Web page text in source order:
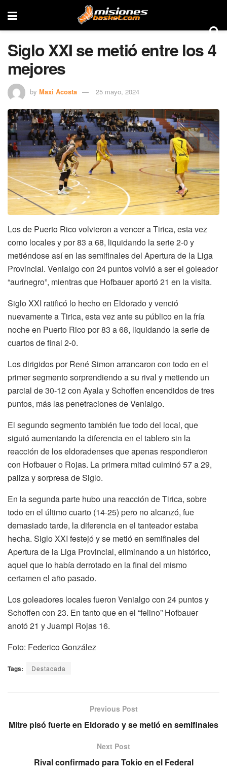
Siglo XXI se metió entre los 4
mejores
by Maxi Acosta 25 mayo, 2024
Los de Puerto Rico volvieron a vencer a Tirica, esta vez
como locales y por 83 a 68, liquidando la serie 2-0 y
metiéndose así en las semifinales del Apertura de la Liga
Provincial. Venialgo con 24 puntos volvió a ser el goleador
“aurinegro”, mientras que Hofbauer aportó 21 en la visita.
Siglo XXI ratificó lo hecho en Eldorado y venció
nuevamente a Tirica, esta vez ante su público en la fría
noche en Puerto Rico por 83 a 68, liquidando la serie de
cuartos de final 2-0.
Los dirigidos por René Simon arrancaron con todo en el
primer segmento sorprendiendo a su rival y metiendo un
parcial de 30-12 con Ayala y Schoffen encendidos de tres
puntos, más las penetraciones de Venialgo.
El segundo segmento también fue todo del local, que
siguió aumentando la diferencia en el tablero sin la
reacción de los eldoradenses que apenas respondieron
con Hofbauer o Rojas. La primera mitad culminó 57 a 29,
paliza y sorpresa de Siglo.
En la segunda parte hubo una reacción de Tirica, sobre
todo en el último cuarto (14-25) pero no alcanzó, fue
demasiado tarde, la diferencia en el tanteador estaba
hecha. Siglo XXI festejó y se metió en semifinales del
Apertura de la Liga Provincial, eliminando a un histórico,
aquel que lo había derrotado en la final del mismo
certamen el año pasado.
Los goleadores locales fueron Venialgo con 24 puntos y
Schoffen con 23. En tanto que en el “felino” Hofbauer
anotó 21 y Juampi Rojas 16.
Foto: Federico González
Tags: Destacada
Previous Post
Mitre pisó fuerte en Eldorado y se metió en semifinales
Next Post
Rival confirmado para Tokio en el Federal